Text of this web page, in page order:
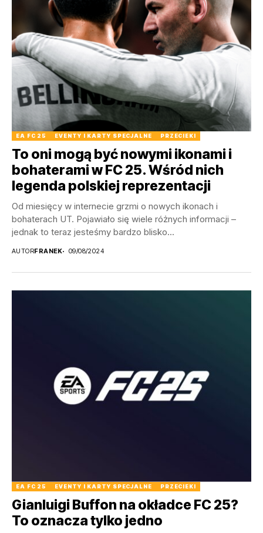
EA FC 25 EVENTY I KARTY SPECJALNE PRZECIEKI
To oni mogą być nowymi ikonami i
bohaterami w FC 25. Wśród nich
legenda polskiej reprezentacji
Od miesięcy w internecie grzmi o nowych ikonach i
bohaterach UT. Pojawiało się wiele różnych informacji –
jednak to teraz jesteśmy bardzo blisko...
AUTORFRANEK 09/08/2024
EA FC 25 EVENTY I KARTY SPECJALNE PRZECIEKI
Gianluigi Buffon na okładce FC 25?
To oznacza tylko jedno